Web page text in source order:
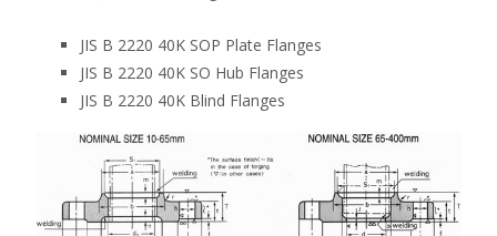
JIS B 2220 40K SOP Plate Flanges
JIS B 2220 40K SO Hub Flanges
JIS B 2220 40K Blind Flanges